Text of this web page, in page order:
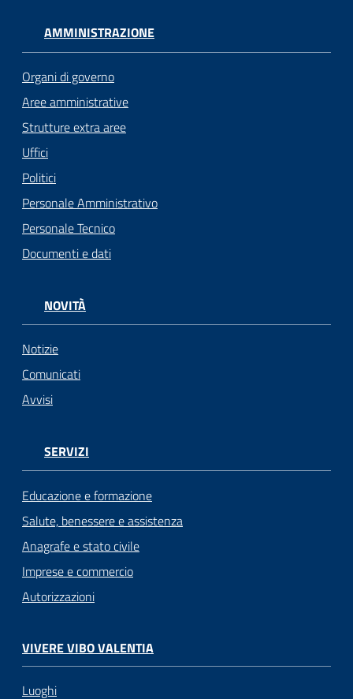
AMMINISTRAZIONE
Organi di governo
Aree amministrative
Strutture extra aree
Uffici
Politici
Personale Amministrativo
Personale Tecnico
Documenti e dati
NOVITÀ
Notizie
Comunicati
Avvisi
SERVIZI
Educazione e formazione
Salute, benessere e assistenza
Anagrafe e stato civile
Imprese e commercio
Autorizzazioni
VIVERE VIBO VALENTIA
Luoghi